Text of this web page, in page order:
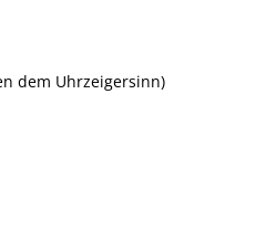
dem Uhrzeigersinn)